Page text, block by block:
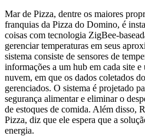
Mar de Pizza, dentre os maiores
franquias da Pizza do Domino, é
coisas com tecnologia ZigBee-
gerenciar temperaturas em seus
sistema consiste de sensores de
informações a um hub em cada site
nuvem, em que os dados coletados
gerenciados. O sistema é projetado
segurança alimentar e eliminar o
de estoques de comida. Além disso,
Pizza, diz que ele espera que a
energia.